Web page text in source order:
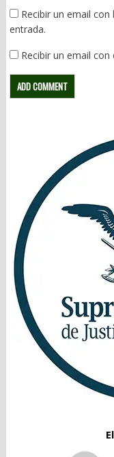
Recibir un email
entrada.
Recibir un email